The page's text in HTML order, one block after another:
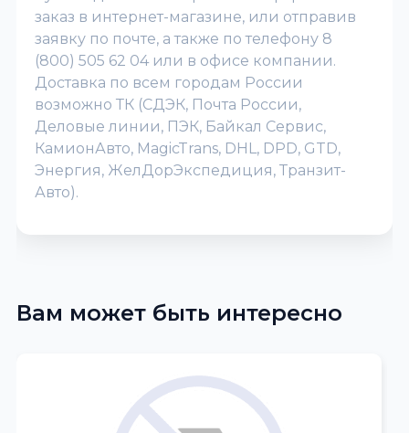
заказ в интернет-магазине, или отправив
заявку по почте, а также по телефону 8
(800) 505 62 04 или в офисе компании.
Доставка по всем городам России
возможно ТК (СДЭК, Почта России,
Деловые линии, ПЭК, Байкал Сервис,
КамионАвто, MagicTrans, DHL, DPD, GTD,
Энергия, ЖелДорЭкспедиция, Транзит-
Авто).
Вам может быть интересно